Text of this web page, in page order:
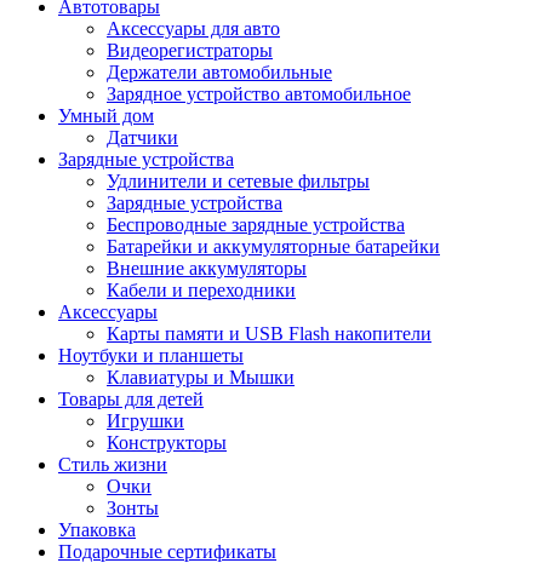
Автотовары
Аксессуары для авто
Видеорегистраторы
Держатели автомобильные
Зарядное устройство автомобильное
Умный дом
Датчики
Зарядные устройства
Удлинители и сетевые фильтры
Зарядные устройства
Беспроводные зарядные устройства
Батарейки и аккумуляторные батарейки
Внешние аккумуляторы
Кабели и переходники
Аксессуары
Карты памяти и USB Flash накопители
Ноутбуки и планшеты
Клавиатуры и Мышки
Товары для детей
Игрушки
Конструкторы
Стиль жизни
Очки
Зонты
Упаковка
Подарочные сертификаты